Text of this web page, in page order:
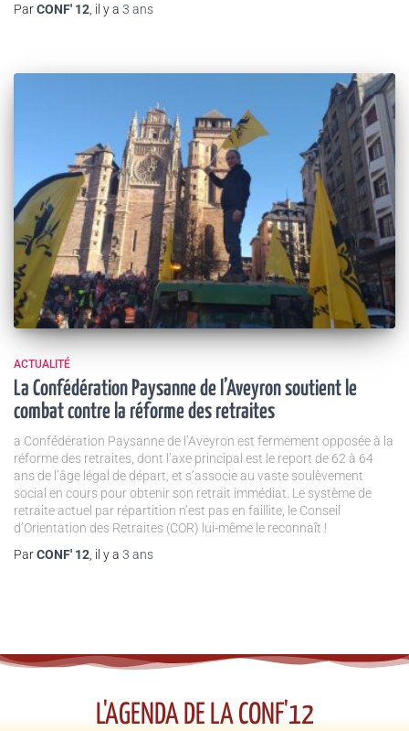
ParCONF' 12 , il y a 3 ans
ACTUALITÉ
La Confédération Paysanne de l’Aveyron soutient le
combat contre la réforme des retraites
a Confédération Paysanne de l’Aveyron est fermement opposée à la
réforme des retraites, dont l’axe principal est le report de 62 à 64
ans de l’âge légal de départ, et s’associe au vaste soulèvement
social en cours pour obtenir son retrait immédiat. Le système de
retraite actuel par répartition n’est pas en faillite, le Conseil
d’Orientation des Retraites (COR) lui-même le reconnaît !
ParCONF' 12 , il y a 3 ans
L'AGENDA DE LA CONF'12​